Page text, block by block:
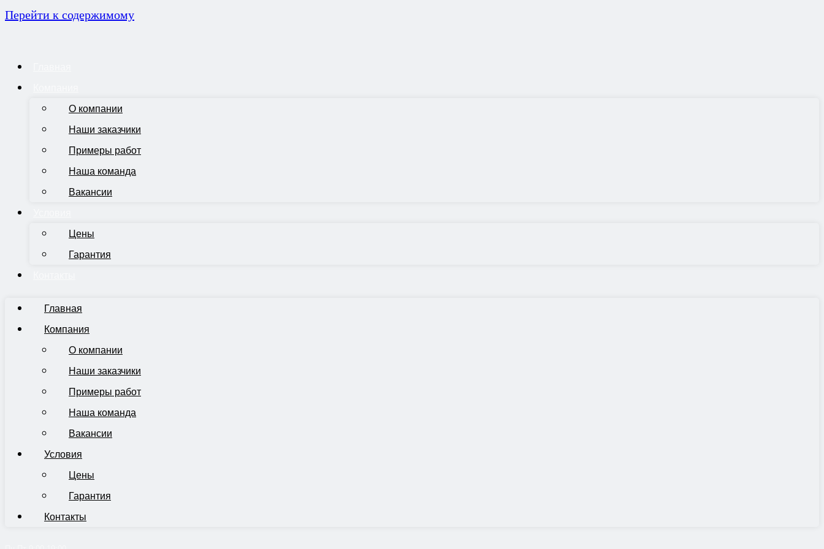
Перейти к содержимому
О компании
Наши заказчики
Примеры работ
Наша команда
Вакансии
Цены
Гарантия
Главная
Компания
О компании
Наши заказчики
Примеры работ
Наша команда
Вакансии
Условия
Цены
Гарантия
Контакты